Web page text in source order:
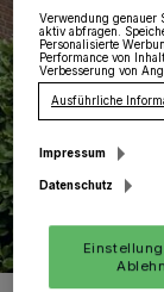
Verwendung genauer
aktiv abfragen.
Personalisierte
Performance von
Verbesserung von
Ausführliche
Impressum
Datenschutz